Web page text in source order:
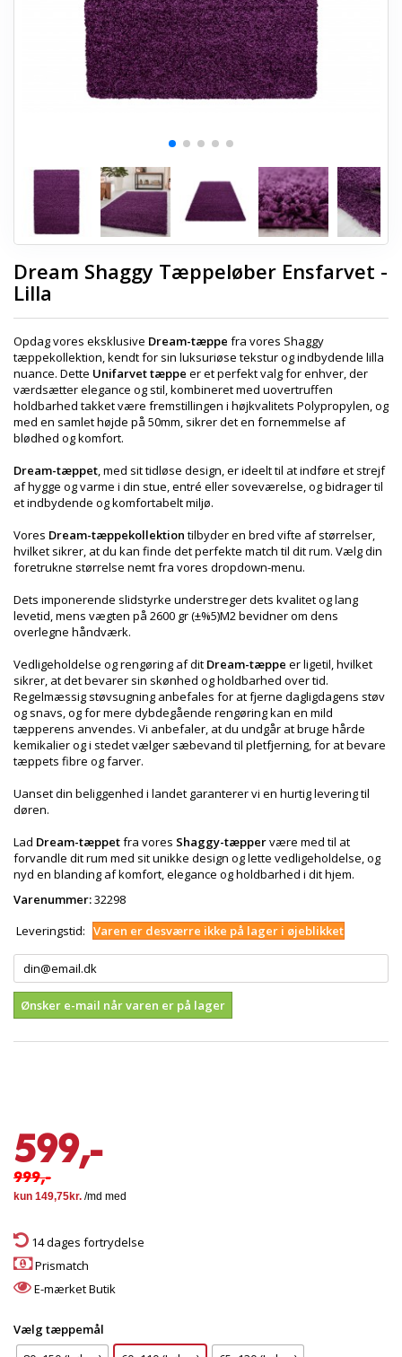
ENTREMØBLER
SPAR PENGE PÅ UDVALGTE VARER
Dream Shaggy Tæppeløber Ensfarvet -
Lilla
Opdag vores eksklusive Dream-tæppe fra vores Shaggy
tæppekollektion, kendt for sin luksuriøse tekstur og indbydende lilla
nuance. Dette Unifarvet tæppe er et perfekt valg for enhver, der
værdsætter elegance og stil, kombineret med uovertruffen
holdbarhed takket være fremstillingen i højkvalitets Polypropylen, og
med en samlet højde på 50mm, sikrer det en fornemmelse af
blødhed og komfort.
Dream-tæppet, med sit tidløse design, er ideelt til at indføre et strejf
af hygge og varme i din stue, entré eller soveværelse, og bidrager til
et indbydende og komfortabelt miljø.
Vores Dream-tæppekollektion tilbyder en bred vifte af størrelser,
hvilket sikrer, at du kan finde det perfekte match til dit rum. Vælg din
foretrukne størrelse nemt fra vores dropdown-menu.
Dets imponerende slidstyrke understreger dets kvalitet og lang
levetid, mens vægten på 2600 gr (±%5)M2 bevidner om dens
overlegne håndværk.
Vedligeholdelse og rengøring af dit Dream-tæppe er ligetil, hvilket
sikrer, at det bevarer sin skønhed og holdbarhed over tid.
Regelmæssig støvsugning anbefales for at fjerne dagligdagens støv
og snavs, og for mere dybdegående rengøring kan en mild
tæpperens anvendes. Vi anbefaler, at du undgår at bruge hårde
kemikalier og i stedet vælger sæbevand til pletfjerning, for at bevare
tæppets fibre og farver.
Uanset din beliggenhed i landet garanterer vi en hurtig levering til
døren.
Lad Dream-tæppetfra vores Shaggy-tæppervære med til at
forvandle dit rum med sit unikke design og lette vedligeholdelse, og
nyd en blanding af komfort, elegance og holdbarhed i dit hjem.
Varenummer:32298
Leveringstid: Varen er desværre ikke på lager i øjeblikket
Ønsker e-mail når varen er på lager
599,-
999,-
14 dages fortrydelse
Prismatch
E-mærket Butik
Vælg tæppemål